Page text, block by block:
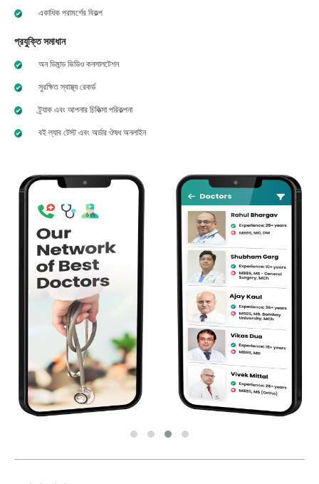
একাধিক পরামর্শের বিকল্প
প্রযুক্তি সমাধান
অন ডিমান্ড ভিডিও কনসালটেশন
সুরক্ষিত স্বাস্থ্য রেকর্ড
ট্র্যাক এবং আপনার চিকিত্সা পরিকল্পনা
বই ল্যাব টেস্ট এবং অর্ডার ঔষধ অনলাইন